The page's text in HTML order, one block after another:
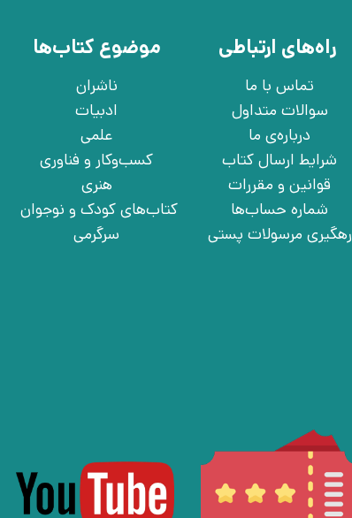
راه‌های ارتباطی
تماس با ما
سوالات متداول
درباره‌ی ما
شرایط ارسال کتاب
قوانین و مقررات
شماره حساب‌ها
رهگیری مرسولات پستی
موضوع کتاب‌ها
ناشران
ادبیات
علمی
کسب‌وکار و فناوری
هنری
کتاب‌های کودک و نوجوان
سرگرمی